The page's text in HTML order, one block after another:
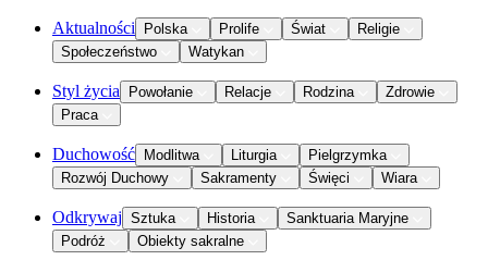
Aktualności Polska Prolife Świat
Religie
Społeczeństwo
Watykan
Styl życia Powołanie Relacje Rodzina
Zdrowie
Praca
Duchowość Modlitwa Liturgia
Pielgrzymka
Rozwój Duchowy
Sakramenty Święci Wiara
Odkrywaj Sztuka Historia
Sanktuaria Maryjne
Podróż
Obiekty sakralne